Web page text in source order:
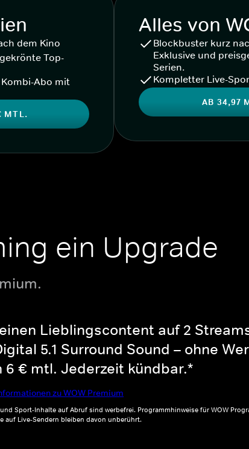
dem Kino
Top-
Abo mit
MTL.
Alles von
Blockbuster kurz
Exklusive und
Serien.
Kompletter Live-
AB 34,97
ein Upgrade
Lieblingscontent auf 2
5.1 Surround Sound – ohne
6 € mtl. Jederzeit kündbar.*
zu WOW Premium
Sport-Inhalte auf Abruf sind werbefrei. Programmhinweise für WOW
auf Live-Sendern bleiben davon unberührt.